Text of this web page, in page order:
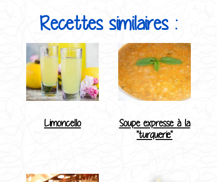
Recettes similaires :
Limoncello
Soupe expresse à la
"turquerie"